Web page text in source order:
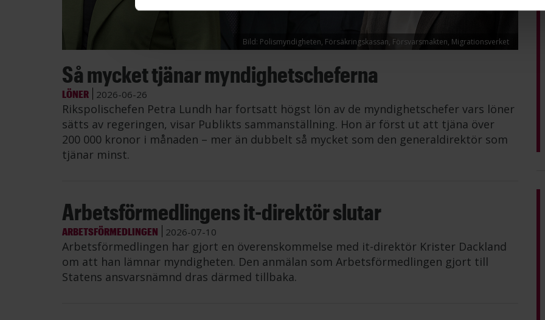
Bild: Polismyndigheten, Försäkringskassan, Försvarsmakten, Migrationsverket
Så mycket tjänar myndighetscheferna
LÖNER 2026-06-26
Rikspolischefen Petra Lundh har fortsatt högst lön av de myndighetschefer vars löner
sätts av regeringen, visar Publikts sammanställning. Hon är först ut att tjäna över
200 000 kronor i månaden – mer än dubbelt så mycket som den generaldirektör som
tjänar minst.
Arbetsförmedlingens it-direktör slutar
ARBETSFÖRMEDLINGEN 2026-07-10
Arbetsförmedlingen har gjort en överenskommelse med it-direktör Krister Dackland
om att han lämnar myndigheten. Den anmälan som Arbetsförmedlingen gjort till
Statens ansvarsnämnd dras därmed tillbaka.